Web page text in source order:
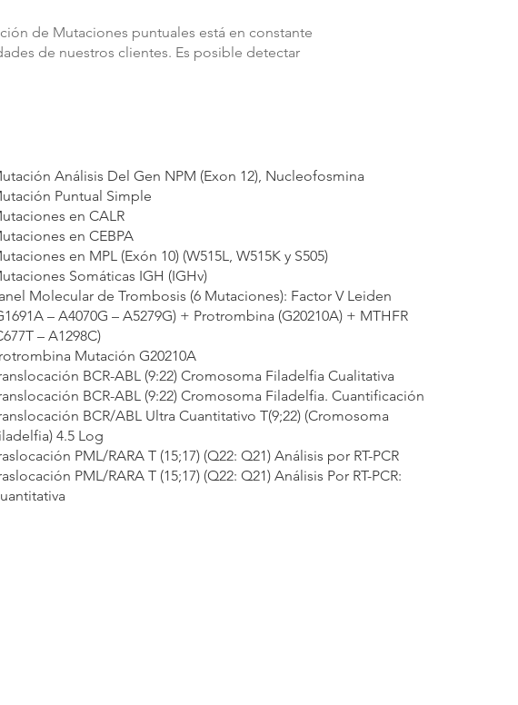
de Mutaciones puntuales está en constante
de nuestros clientes. Es posible detectar
Análisis Del Gen NPM (Exon 12), Nucleofosmina
Puntual Simple
en CALR
en CEBPA
en MPL (Exón 10) (W515L, W515K y S505)
Somáticas IGH (IGHv)
Molecular de Trombosis (6 Mutaciones): Factor V Leiden
– A4070G – A5279G) + Protrombina (G20210A) + MTHFR
– A1298C)
Mutación G20210A
BCR-ABL (9:22) Cromosoma Filadelfia Cualitativa
BCR-ABL (9:22) Cromosoma Filadelfia. Cuantificación
BCR/ABL Ultra Cuantitativo T(9;22) (Cromosoma
4.5 Log
PML/RARA T (15;17) (Q22: Q21) Análisis por RT-PCR
PML/RARA T (15;17) (Q22: Q21) Análisis Por RT-PCR: